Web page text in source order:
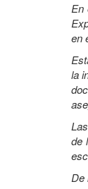
En
en
la
de
De